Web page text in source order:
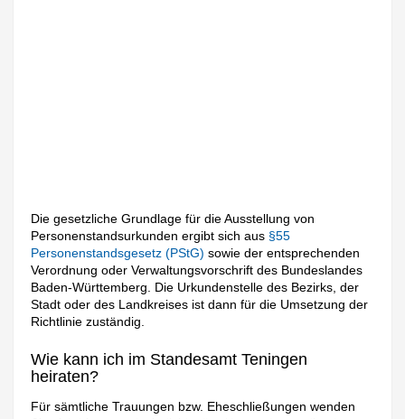
Die gesetzliche Grundlage für die Ausstellung von
Personenstandsurkunden ergibt sich aus §55
Personenstandsgesetz (PStG)sowie der entsprechenden
Verordnung oder Verwaltungsvorschrift des Bundeslandes
Baden-Württemberg. Die Urkundenstelle des Bezirks, der
Stadt oder des Landkreises ist dann für die Umsetzung der
Richtlinie zuständig.
Wie kann ich im Standesamt Teningen
heiraten?
Für sämtliche Trauungen bzw. Eheschließungen wenden